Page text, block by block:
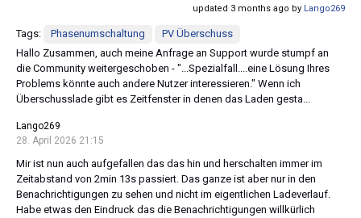
updated 3 months ago by Lango269
Tags: Phasenumschaltung
PV Überschuss
Hallo Zusammen, auch meine Anfrage an Support wurde stumpf an
die Community weitergeschoben - "...Spezialfall....eine Lösung Ihres
Problems könnte auch andere Nutzer interessieren." Wenn ich
Überschusslade gibt es Zeitfenster in denen das Laden gesta...
Lango269
28. April 2026 21:15
Mir ist nun auch aufgefallen das das hin und herschalten immer im
Zeitabstand von 2min 13s passiert. Das ganze ist aber nur in den
Benachrichtigungen zu sehen und nicht im eigentlichen Ladeverlauf.
Habe etwas den Eindruck das die Benachrichtigungen willkürlich